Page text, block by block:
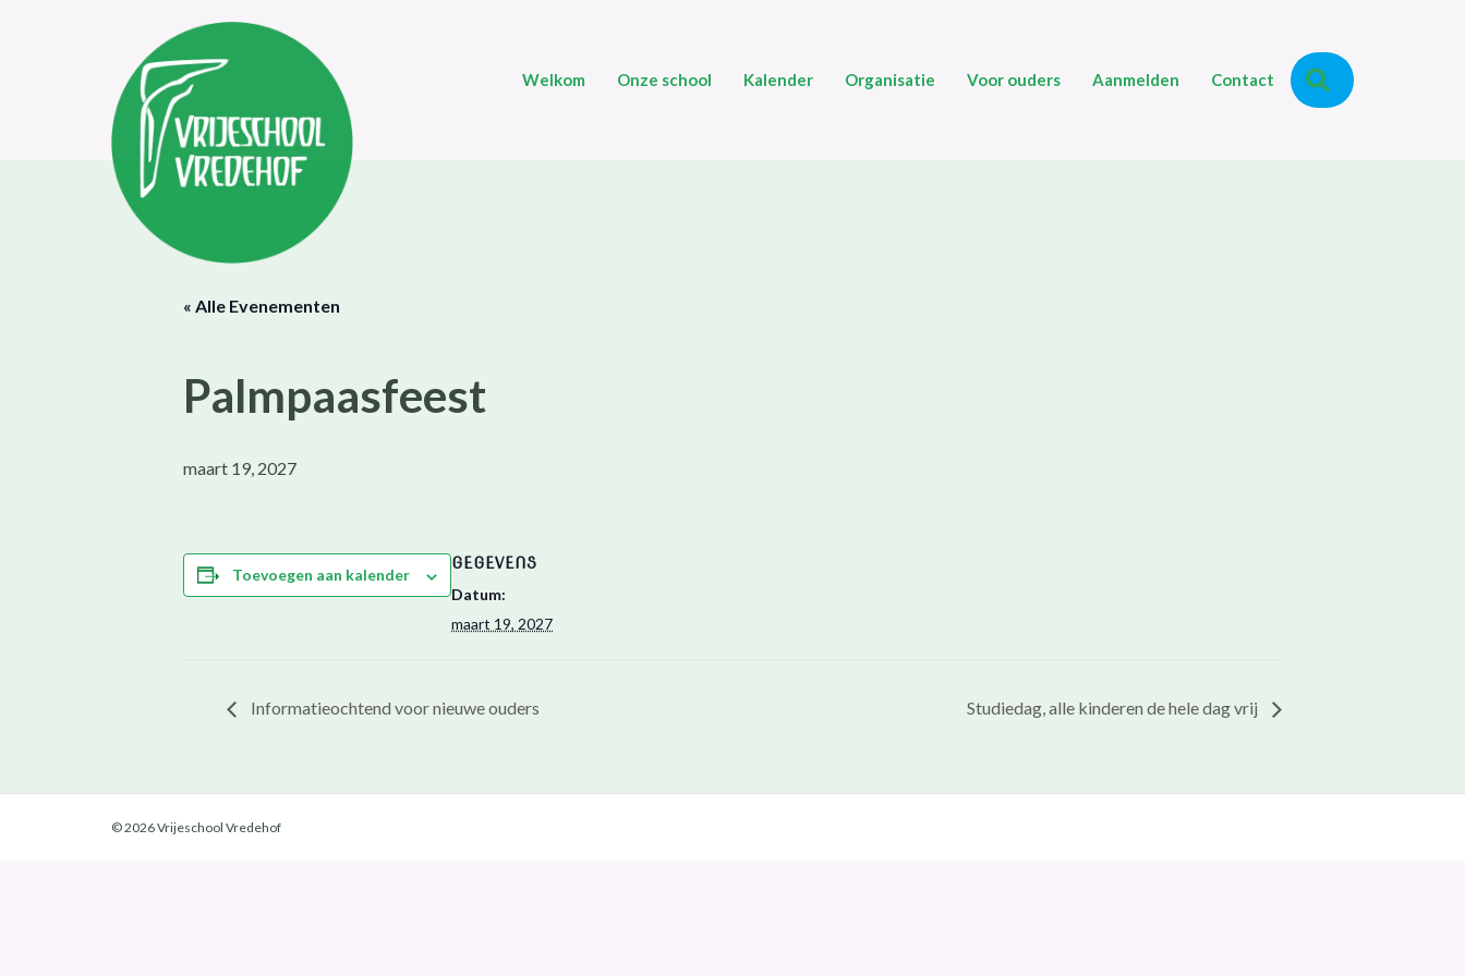
Welkom Onze school Kalender Organisatie Voor ouders Aanmelden Contact Zoeken
« Alle Evenementen
Palmpaasfeest
maart 19, 2027
Toevoegen aan kalender
GEGEVENS
Datum:
maart 19, 2027
Informatieochtend voor nieuwe ouders Studiedag, alle kinderen de hele dag vrij
© 2026 Vrijeschool Vredehof